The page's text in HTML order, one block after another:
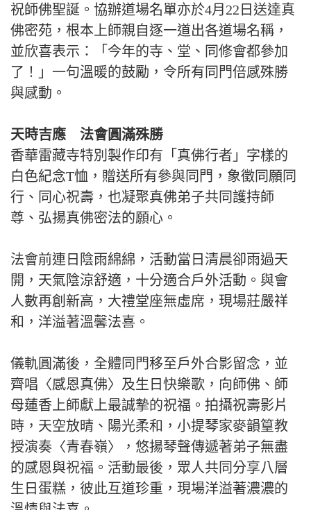
祝師佛聖誕。協辦道場名單亦於4月22日送達真
佛密苑，根本上師親自逐一道出各道場名稱，
並欣喜表示：「今年的寺、堂、同修會都參加
了！」一句溫暖的鼓勵，令所有同門倍感殊勝
與感動。
天時吉應 法會圓滿殊勝
香華雷藏寺特別製作印有「真佛行者」字樣的
白色紀念T恤，贈送所有參與同門，象徵同願同
行、同心祝壽，也凝聚真佛弟子共同護持師
尊、弘揚真佛密法的願心。
法會前連日陰雨綿綿，活動當日清晨卻雨過天
開，天氣陰涼舒適，十分適合戶外活動。與會
人數再創新高，大禮堂座無虛席，現場莊嚴祥
和，洋溢著溫馨法喜。
儀軌圓滿後，全體同門移至戶外合影留念，並
齊唱〈感恩真佛〉及生日快樂歌，向師佛、師
母蓮香上師獻上最誠摯的祝福。拍攝祝壽影片
時，天空放晴、陽光柔和，小提琴家麥韻篁教
授演奏〈青春嶺〉，悠揚琴聲傳遞著弟子無盡
的感恩與祝福。活動最後，眾人共同分享八層
生日蛋糕，彼此互道珍重，現場洋溢著濃濃的